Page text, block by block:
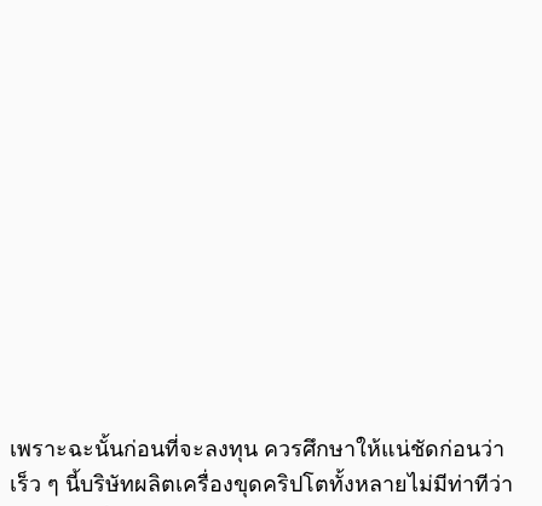
เพราะฉะนั้นก่อนที่จะลงทุน ควรศึกษาให้แน่ชัดก่อนว่า
เร็ว ๆ นี้บริษัทผลิตเครื่องขุดคริปโตทั้งหลายไม่มีท่าทีว่า